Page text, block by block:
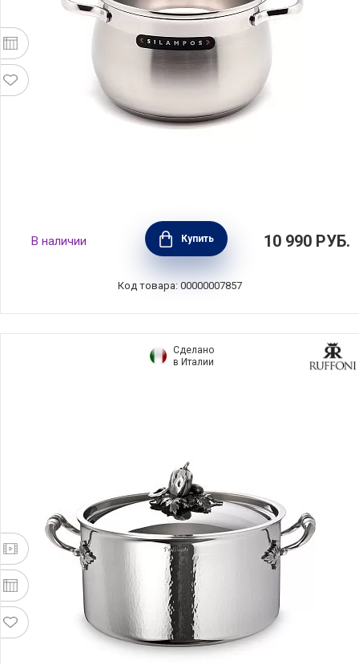
Кастрюля Роял 2,3 л, 16 см, Silampos,
633123VY6616
В наличии Купить 10 990 РУБ.
Код товара: 00000007857
Сделано
в Италии